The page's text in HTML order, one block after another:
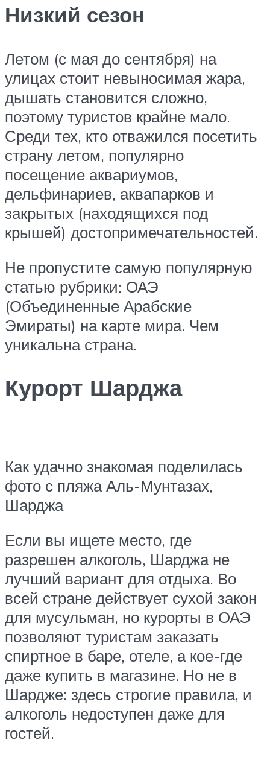
Низкий сезон
Летом (с мая до сентября) на
улицах стоит невыносимая жара,
дышать становится сложно,
поэтому туристов крайне мало.
Среди тех, кто отважился посетить
страну летом, популярно
посещение аквариумов,
дельфинариев, аквапарков и
закрытых (находящихся под
крышей) достопримечательностей.
Не пропустите самую популярную
статью рубрики: ОАЭ
(Объединенные Арабские
Эмираты) на карте мира. Чем
уникальна страна.
Курорт Шарджа
Как удачно знакомая поделилась
фото с пляжа Аль-Мунтазах,
Шарджа
Если вы ищете место, где
разрешен алкоголь, Шарджа не
лучший вариант для отдыха. Во
всей стране действует сухой закон
для мусульман, но курорты в ОАЭ
позволяют туристам заказать
спиртное в баре, отеле, а кое-где
даже купить в магазине. Но не в
Шардже: здесь строгие правила, и
алкоголь недоступен даже для
гостей.